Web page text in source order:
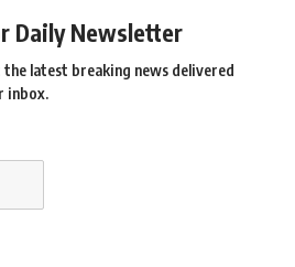
Daily Newsletter
the latest breaking news delivered
inbox.